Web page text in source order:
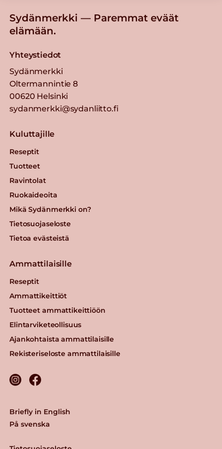
Sydänmerkki — Paremmat eväät
elämään.
Yhteystiedot
Sydänmerkki
Oltermannintie 8
00620 Helsinki
sydanmerkki@sydanliitto.fi
Kuluttajille
Reseptit
Tuotteet
Ravintolat
Ruokaideoita
Mikä Sydänmerkki on?
Tietosuojaseloste
Tietoa evästeistä
Ammattilaisille
Reseptit
Ammattikeittiöt
Tuotteet ammattikeittiöön
Elintarviketeollisuus
Ajankohtaista ammattilaisille
Rekisteriseloste ammattilaisille
Briefly in English
På svenska